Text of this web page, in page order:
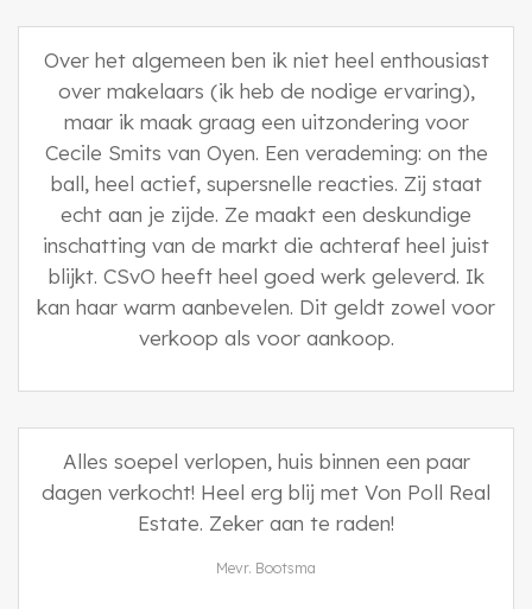
Over het algemeen ben ik niet heel enthousiast
over makelaars (ik heb de nodige ervaring),
maar ik maak graag een uitzondering voor
Cecile Smits van Oyen. Een verademing: on the
ball, heel actief, supersnelle reacties. Zij staat
echt aan je zijde. Ze maakt een deskundige
inschatting van de markt die achteraf heel juist
blijkt. CSvO heeft heel goed werk geleverd. Ik
kan haar warm aanbevelen. Dit geldt zowel voor
verkoop als voor aankoop.
Alles soepel verlopen, huis binnen een paar
dagen verkocht! Heel erg blij met Von Poll Real
Estate. Zeker aan te raden!
Mevr. Bootsma